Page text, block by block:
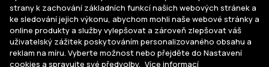
Nákup a podpora
Pomoc s výběrem
strany k zachování základních funkcí našich webových stránek a
ke sledování jejich výkonu, abychom mohli naše webové stránky a
online produkty a služby vylepšovat a zároveň zlepšovat váš
uživatelský zážitek poskytováním personalizovaného obsahu a
reklam na míru. Vyberte možnost nebo přejděte do Nastavení
cookies a spravujte své předvolby. Více informací